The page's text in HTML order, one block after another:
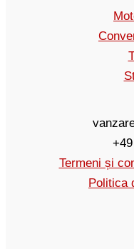
Termeni și
Politica